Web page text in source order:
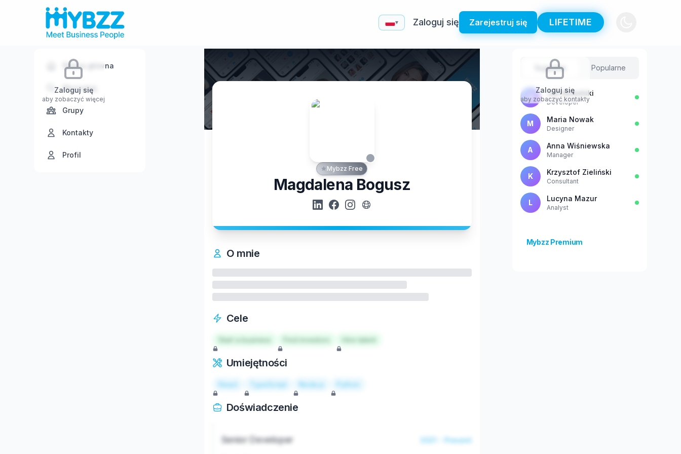
▾ Zaloguj się Zarejestruj się LIFETIME
Zaloguj się
aby zobaczyć więcej
Strona główna
Wyszukaj
Grupy
Kontakty
Profil
Mybzz Free
Magdalena Bogusz
O mnie
Cele
Start a business Hire talent
Umiejętności
React TypeScript Node.js Python
Doświadczenie
Senior Developer 2021 - Present
Zaloguj się
aby zobaczyć kontakty
Sugestie Popularne
J Jan Kowalski
Developer
M Maria Nowak
Designer
A Anna Wiśniewska
Manager
K Krzysztof Zieliński
Consultant
L Lucyna Mazur
Analyst
Mybzz Premium